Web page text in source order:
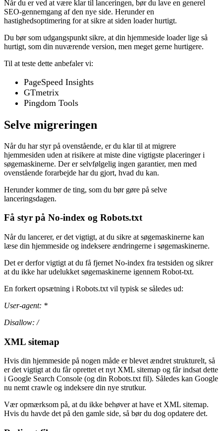
Når du er ved at være klar til lanceringen, bør du lave en generel
SEO-gennemgang af den nye side. Herunder en
hastighedsoptimering for at sikre at siden loader hurtigt.
Du bør som udgangspunkt sikre, at din hjemmeside loader lige så
hurtigt, som din nuværende version, men meget gerne hurtigere.
Til at teste dette anbefaler vi:
PageSpeed Insights
GTmetrix
Pingdom Tools
Selve migreringen
Når du har styr på ovenstående, er du klar til at migrere
hjemmesiden uden at risikere at miste dine vigtigste placeringer i
søgemaskinerne. Der er selvfølgelig ingen garantier, men med
ovenstående forarbejde har du gjort, hvad du kan.
Herunder kommer de ting, som du bør gøre på selve
lanceringsdagen.
Få styr på No-index og Robots.txt
Når du lancerer, er det vigtigt, at du sikre at søgemaskinerne kan
læse din hjemmeside og indeksere ændringerne i søgemaskinerne.
Det er derfor vigtigt at du få fjernet No-index fra testsiden og sikrer
at du ikke har udelukket søgemaskinerne igennem Robot-txt.
En forkert opsætning i Robots.txt vil typisk se således ud:
User-agent: *
Disallow: /
XML sitemap
Hvis din hjemmeside på nogen måde er blevet ændret strukturelt, så
er det vigtigt at du får oprettet et nyt XML sitemap og får indsat dette
i Google Search Console (og din Robots.txt fil). Således kan Google
nu nemt crawle og indeksere din nye strutkur.
Vær opmærksom på, at du ikke behøver at have et XML sitemap.
Hvis du havde det på den gamle side, så bør du dog opdatere det.